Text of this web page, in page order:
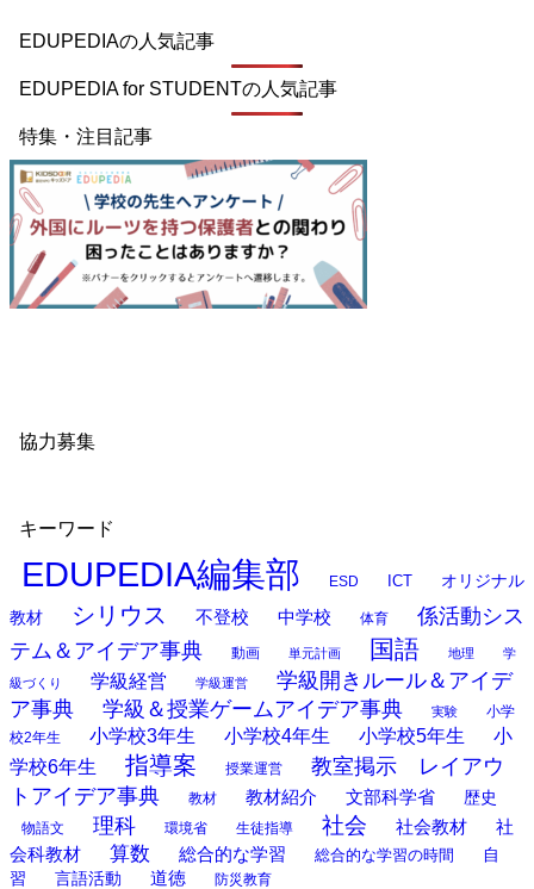
EDUPEDIAの人気記事
EDUPEDIA for STUDENTの人気記事
特集・注目記事
協力募集
キーワード
EDUPEDIA編集部 ESD ICT
オリジナル
教材
シリウス 不登校 中学校 体育
係活動シス
テム＆アイデア事典
動画 単元計画 国語 地理 学
級づくり 学級経営 学級運営
学級開きルール＆アイデ
ア事典
学級＆授業ゲームアイデア事典 実験
小学
校2年生
小学校3年生 小学校4年生 小学校5年生
小
学校6年生
指導案 授業運営
教室掲示 レイアウ
トアイデア事典
教材 教材紹介 文部科学省 歴史
物語文 理科 環境省 生徒指導 社会 社会教材
社
会科教材
算数 総合的な学習 総合的な学習の時間
自
習
言語活動 道徳 防災教育